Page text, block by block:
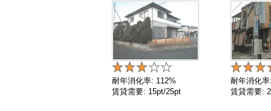
耐年消化率: 112%
賃貸需要: 15pt/25pt
耐年消化
賃貸需要: